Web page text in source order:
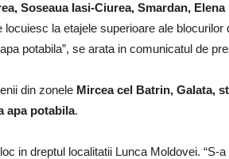
Soseaua Iasi-Ciurea, Smardan,
locuiesc la etajele superioare ale
potabila”, se arata in comunicatul de
din zonele Mircea cel Batrin, Galata,
apa potabila.
in dreptul localitatii Lunca Moldovei. “S-